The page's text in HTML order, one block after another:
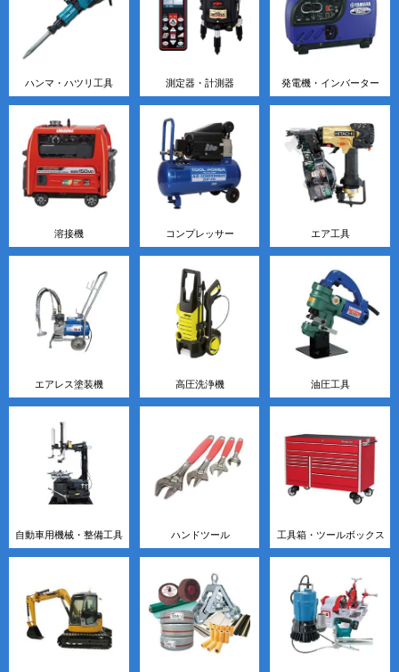
ハンマ・ハツリ工具 測定器・計測器 発電機・インバーター
溶接機 コンプレッサー エア工具
エアレス塗装機 高圧洗浄機 油圧工具
自動車用機械・整備工具 ハンドツール 工具箱・ツールボックス